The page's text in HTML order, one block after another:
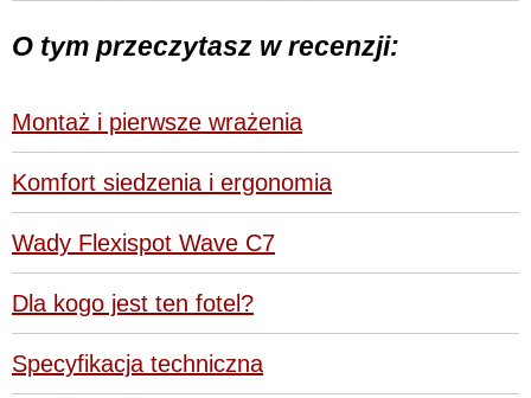
O tym przeczytasz w recenzji:
Montaż i pierwsze wrażenia
Komfort siedzenia i ergonomia
Wady Flexispot Wave C7
Dla kogo jest ten fotel?
Specyfikacja techniczna